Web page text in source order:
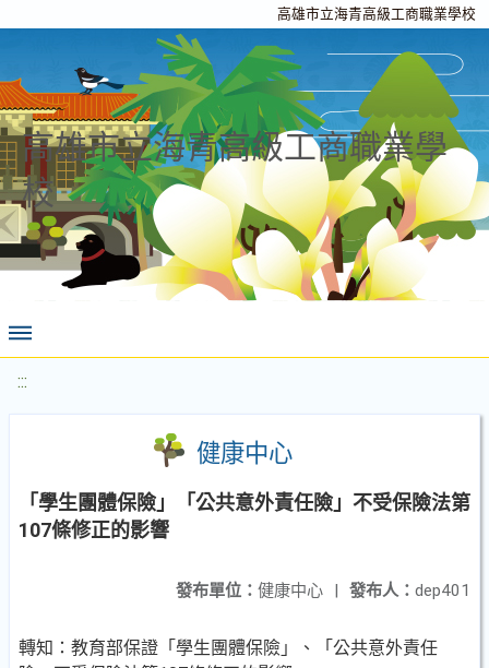
高雄市立海青高級工商職業學校
高雄市立海青高級工商職業學
校
:::
健康中心
「學生團體保險」「公共意外責任險」不受保險法第
107條修正的影響
發布人： dep401
發布單位： 健康中心 |
轉知：教育部保證「學生團體保險」、「公共意外責任